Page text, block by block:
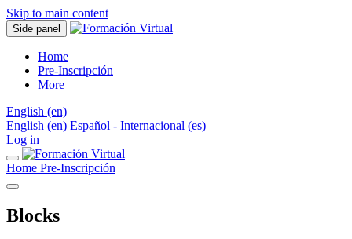
Skip to main content
Side panel
Home
Pre-Inscripción
More
English ‎(en)‎
English ‎(en)‎ Español - Internacional ‎(es)‎
Log in
Home Pre-Inscripción
Blocks